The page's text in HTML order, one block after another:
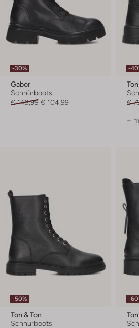
-30%
Gabor
Schnürboots
€ 149,99 € 104,99
-
€
+
-50%
Ton & Ton
Schnürboots
-